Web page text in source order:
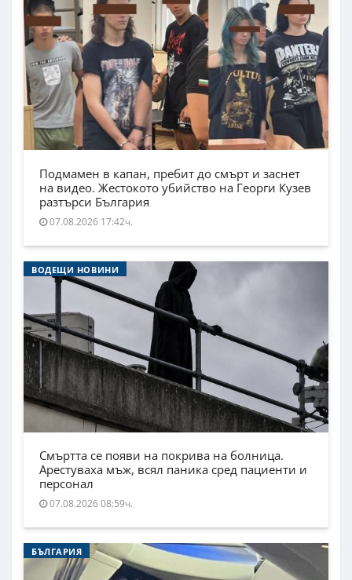
Подмамен в капан, пребит до смърт и заснет
на видео. Жестокото убийство на Георги Кузев
разтърси България
07.08.2026 17:42ч.
ВОДЕЩИ НОВИНИ
Смъртта се появи на покрива на болница.
Арестуваха мъж, всял паника сред пациенти и
персонал
07.08.2026 08:59ч.
БЪЛГАРИЯ